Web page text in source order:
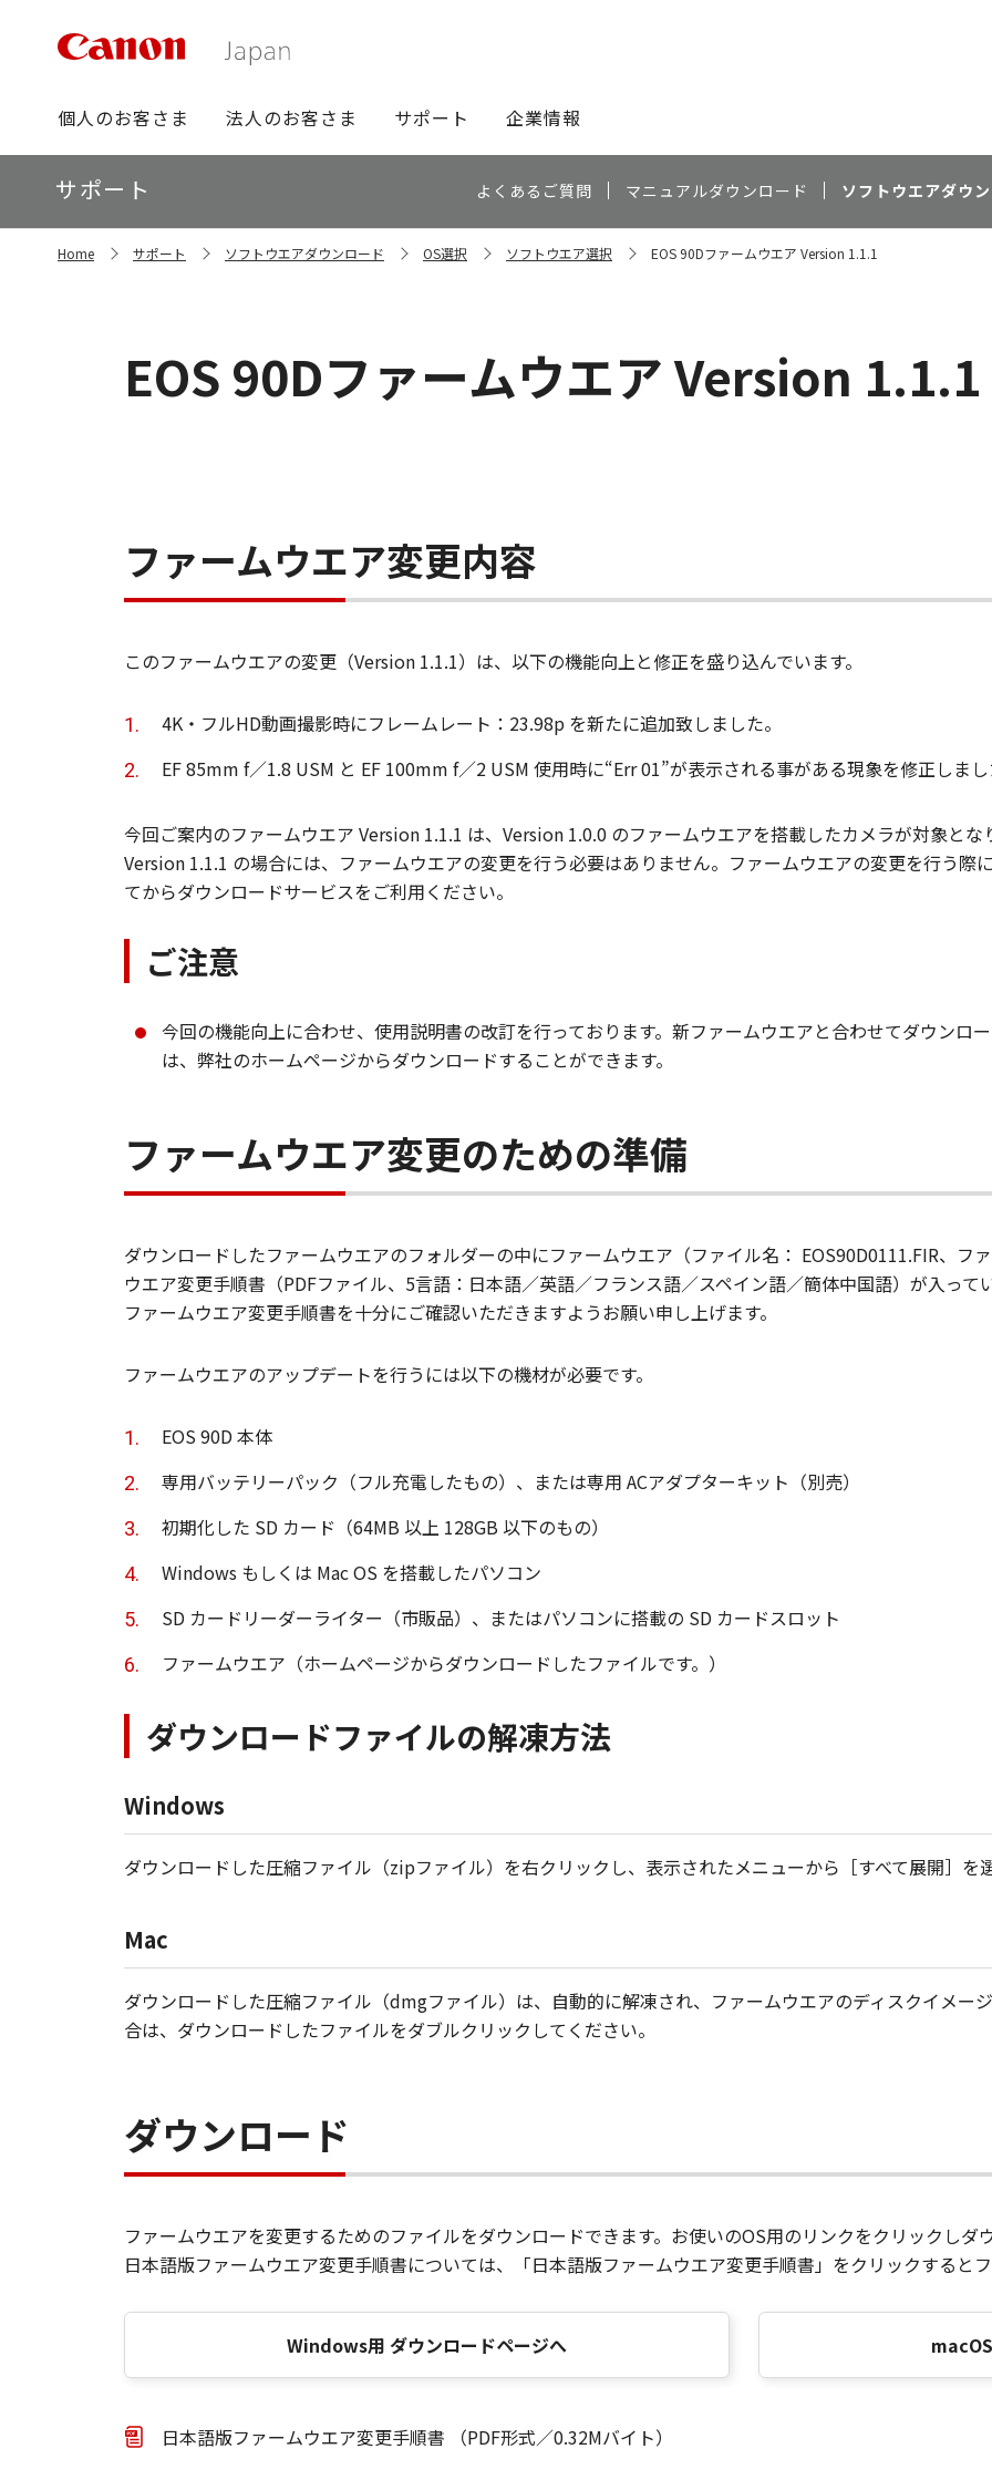
グ
ロ
ー
バ
ビ
個人のお客さま 法人のお客さま サポート 企業情報
ロ
ー
カ
ル
サポート よくあるご質問 マニュアルダウンロード ソフトウエアダウ
Home サポート ソフトウエアダウンロード OS選択 ソフトウエア選択 EOS 90Dファームウエア Version 1.1.1
EOS 90Dファームウエア Version 1.1.1
ファームウエア変更内容
このファームウエアの変更（Version 1.1.1）は、以下の機能向上と修正を盛り込んでいます。
4K・フルHD動画撮影時にフレームレート：23.98p を新たに追加致しました。
EF 85mm f／1.8 USM と EF 100mm f／2 USM 使用時に“Err 01”が表示される事がある現象を修正しまし
今回ご案内のファームウエア Version 1.1.1 は、Version 1.0.0 のファームウエアを搭載したカメラが対象と
Version 1.1.1 の場合には、ファームウエアの変更を行う必要はありません。ファームウエアの変更を行う際
てからダウンロードサービスをご利用ください。
ご注意
今回の機能向上に合わせ、使用説明書の改訂を行っております。新ファームウエアと合わせてダウンロ
は、弊社のホームページからダウンロードすることができます。
ファームウエア変更のための準備
ダウンロードしたファームウエアのフォルダーの中にファームウエア（ファイル名： EOS90D0111.FIR、
ウエア変更手順書（PDFファイル、5言語：日本語／英語／フランス語／スペイン語／簡体中国語）が入っ
ファームウエア変更手順書を十分にご確認いただきますようお願い申し上げます。
ファームウエアのアップデートを行うには以下の機材が必要です。
EOS 90D 本体
専用バッテリーパック（フル充電したもの）、または専用 ACアダプターキット（別売）
初期化した SD カード（64MB 以上 128GB 以下のもの）
Windows もしくは Mac OS を搭載したパソコン
SD カードリーダーライター（市販品）、またはパソコンに搭載の SD カードスロット
ファームウエア（ホームページからダウンロードしたファイルです。）
ダウンロードファイルの解凍方法
Windows
ダウンロードした圧縮ファイル（zipファイル）を右クリックし、表示されたメニューから［すべて展開］を
Mac
ダウンロードした圧縮ファイル（dmgファイル）は、自動的に解凍され、ファームウエアのディスクイメー
合は、ダウンロードしたファイルをダブルクリックしてください。
ダウンロード
ファームウエアを変更するためのファイルをダウンロードできます。お使いのOS用のリンクをクリックしダ
日本語版ファームウエア変更手順書については、「日本語版ファームウエア変更手順書」をクリックするとフ
Windows用 ダウンロードページへ
日本語版ファームウエア変更手順書 （PDF形式／0.32Mバイト）